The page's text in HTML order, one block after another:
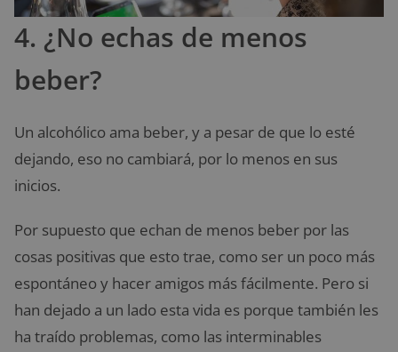
4. ¿No echas de menos
beber?
Un alcohólico ama beber, y a pesar de que lo esté
dejando, eso no cambiará, por lo menos en sus
inicios.
Por supuesto que echan de menos beber por las
cosas positivas que esto trae, como ser un poco más
espontáneo y hacer amigos más fácilmente. Pero si
han dejado a un lado esta vida es porque también les
ha traído problemas, como las interminables